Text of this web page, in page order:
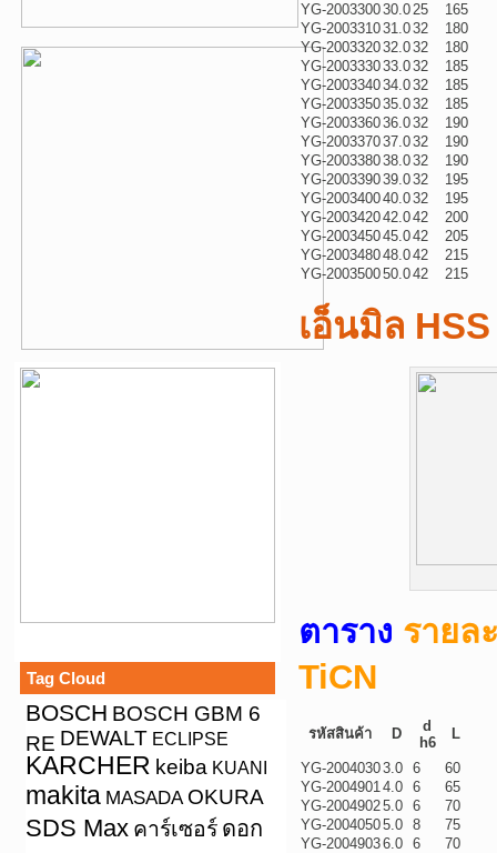
Tag Cloud
BOSCH BOSCH GBM 6
RE DEWALT ECLIPSE
KARCHER keiba KUANI
makita MASADA OKURA
SDS Max คาร์เซอร์ ดอก
YG-200330030.025
165
YG-200331031.032
180
YG-200332032.032
180
YG-200333033.032
185
YG-200334034.032
185
YG-200335035.032
185
YG-200336036.032
190
YG-200337037.032
190
YG-200338038.032
190
YG-200339039.032
195
YG-200340040.032
195
YG-200342042.042
200
YG-200345045.042
205
YG-200348048.042
215
YG-200350050.042 215
เอ็นมิล
ตาราง รายล
TiCN
รหัสสินค้า D
d
h6
L
YG-20040303.0 6
60
YG-20049014.0 6
65
YG-20049025.0 6
70
YG-20040505.0 8
75
YG-20049036.0 6
70